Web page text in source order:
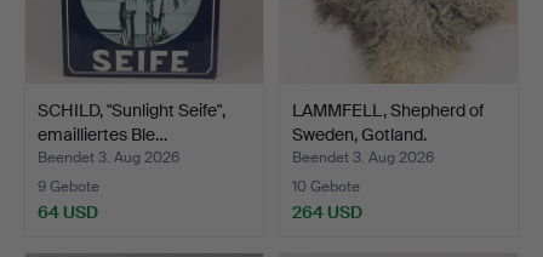
SCHILD, "Sunlight Seife",
emailliertes Ble…
Beendet 3. Aug 2026
9 Gebote
64 USD
LAMMFELL, Shepherd of
Sweden, Gotland.
Beendet 3. Aug 2026
10 Gebote
264 USD